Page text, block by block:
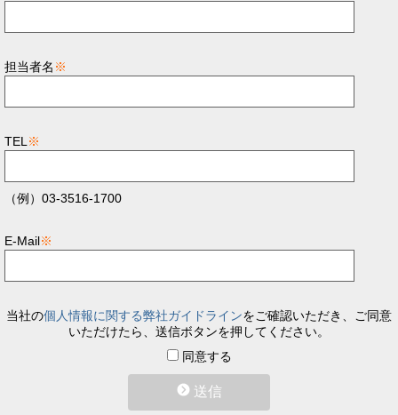
担当者名 ※
TEL ※
（例）03-3516-1700
E-Mail※
当社の個人情報に関する弊社ガイドラインをご確認いただき、ご同意
いただけたら、送信ボタンを押してください。
同意する
送信